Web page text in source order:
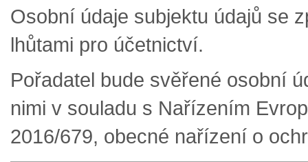
Osobní údaje subjektu údajů se
lhůtami pro účetnictví.
Pořadatel bude svěřené osobní
nimi v souladu s Nařízením
2016/679, obecné nařízení o